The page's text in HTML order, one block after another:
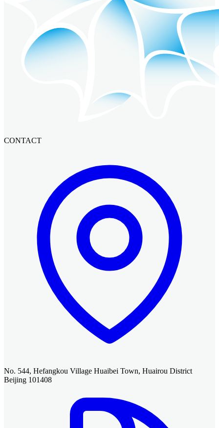
CONTACT
No. 544, Hefangkou Village Huaibei Town, Huairou District
Beijing 101408